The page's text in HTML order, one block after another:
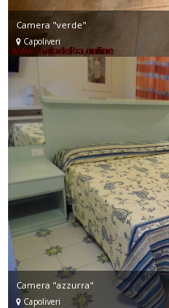
Camera "verde"
Capoliveri
Camera "azzurra"
Capoliveri